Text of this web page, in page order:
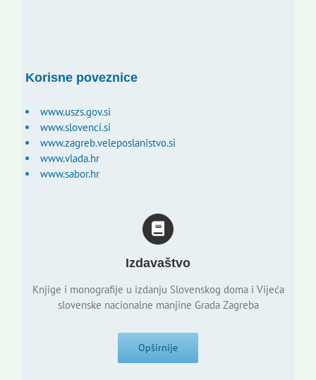
Korisne poveznice
www.uszs.gov.si
www.slovenci.si
www.zagreb.veleposlanistvo.si
www.vlada.hr
www.sabor.hr
Izdavaštvo
Knjige i monografije u izdanju Slovenskog doma i Vijeća
slovenske nacionalne manjine Grada Zagreba
Opširnije